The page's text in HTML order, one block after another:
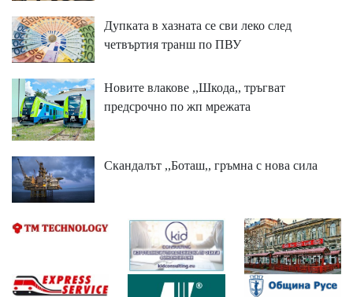
Дупката в хазната се сви леко след
четвъртия транш по ПВУ
Новите влакове ,,Шкода,, тръгват
предсрочно по жп мрежата
Скандалът ,,Боташ,, гръмна с нова сила